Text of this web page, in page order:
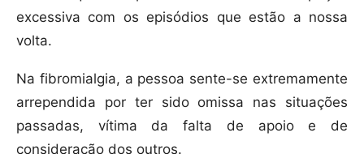
excessiva com os episódios que estão a nossa
volta.
Na fibromialgia, a pessoa sente-se extremamente
arrependida por ter sido omissa nas situações
passadas, vítima da falta de apoio e de
consideração dos outros.